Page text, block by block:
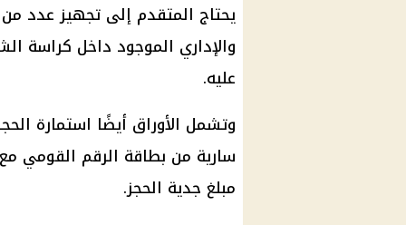
يحتاج المتقدم إلى تجهيز عدد من
والإداري الموجود داخل كراسة
عليه.
وتشمل الأوراق أيضًا استمارة
سارية من بطاقة الرقم القومي
مبلغ جدية الحجز.